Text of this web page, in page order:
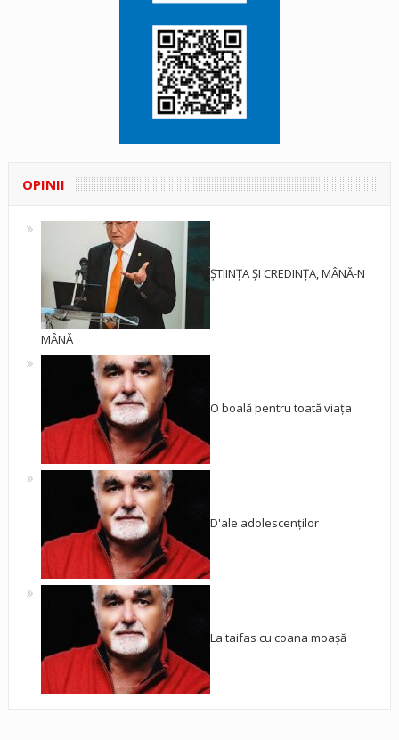
OPINII
ȘTIINȚA ȘI CREDINȚA, MÂNĂ-N
MÂNĂ
O boală pentru toată viața
D'ale adolescenților
La taifas cu coana moașă